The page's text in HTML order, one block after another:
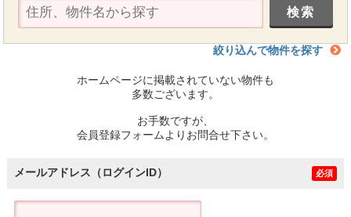
絞り込んで物件を探す
ホームページに掲載されていない物件も
多数ございます。
お手数ですが、
会員登録フォームよりお問合せ下さい。
メールアドレス（ログインID） 必須